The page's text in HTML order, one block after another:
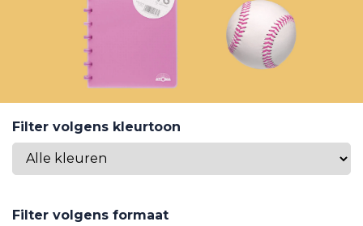
Filter volgens kleurtoon
Filter volgens formaat